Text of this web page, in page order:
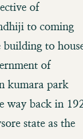
of
to coming
building to
of
kumara park
way back in
state as the